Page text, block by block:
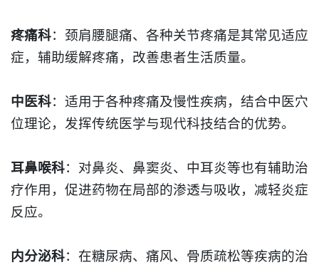
疼痛科：颈肩腰腿痛、各种关节疼痛是其常见适应
症， 辅助缓解疼痛，改善患者生活质量。​
中医科：适用于各种疼痛及慢性疾病，结合中医穴
位理论，发挥传统医学与现代科技结合的优势。​
耳鼻喉科：对鼻炎、鼻窦炎、中耳炎等也有辅助治
疗作用，促进药物在局部的渗透与吸收，减轻炎症
反应。​
内分泌科：在糖尿病、痛风、骨质疏松等疾病的治